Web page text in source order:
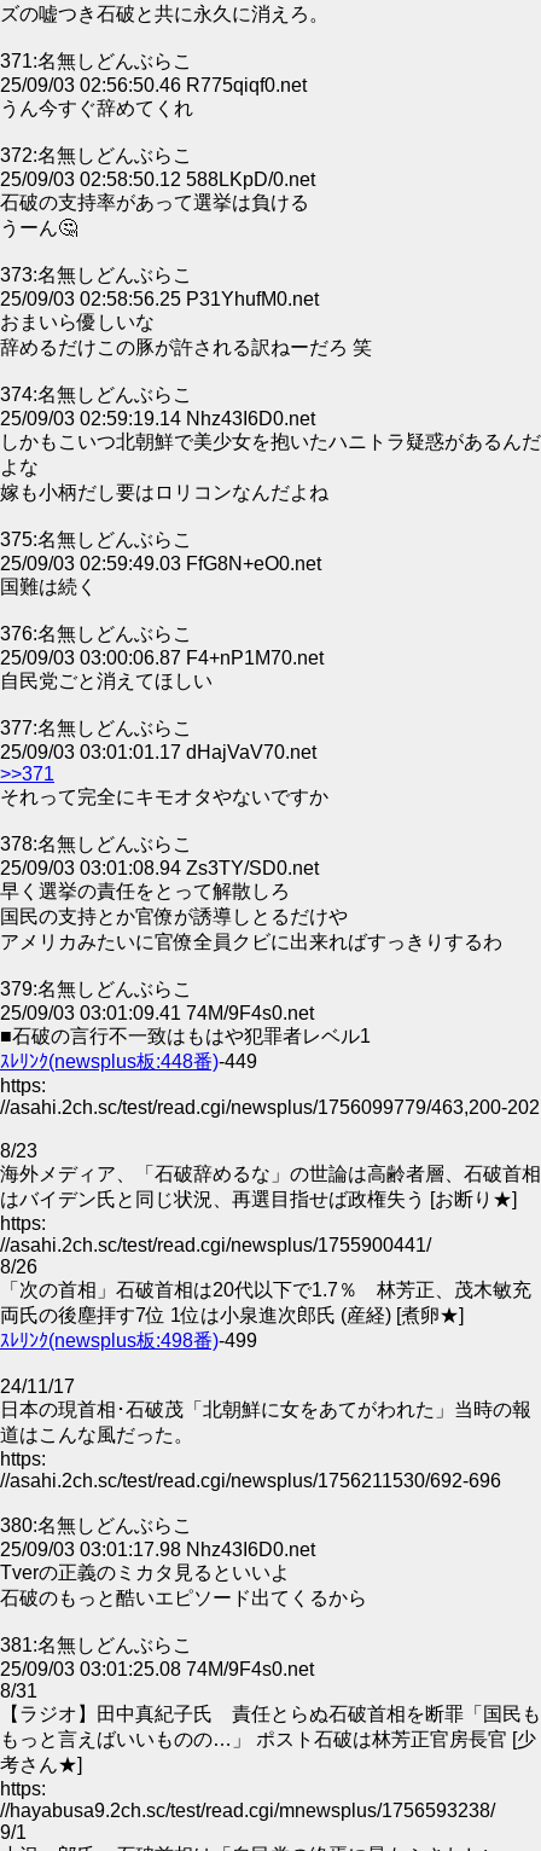
ズの嘘つき石破と共に永久に消えろ。
371:名無しどんぶらこ
25/09/03 02:56:50.46 R775qiqf0.net
うん今すぐ辞めてくれ
372:名無しどんぶらこ
25/09/03 02:58:50.12 588LKpD/0.net
石破の支持率があって選挙は負ける
うーん🤔
373:名無しどんぶらこ
25/09/03 02:58:56.25 P31YhufM0.net
おまいら優しいな
辞めるだけこの豚が許される訳ねーだろ 笑
374:名無しどんぶらこ
25/09/03 02:59:19.14 Nhz43I6D0.net
しかもこいつ北朝鮮で美少女を抱いたハニトラ疑惑があるんだ
よな
嫁も小柄だし要はロリコンなんだよね
375:名無しどんぶらこ
25/09/03 02:59:49.03 FfG8N+eO0.net
国難は続く
376:名無しどんぶらこ
25/09/03 03:00:06.87 F4+nP1M70.net
自民党ごと消えてほしい
377:名無しどんぶらこ
25/09/03 03:01:01.17 dHajVaV70.net
>>371
それって完全にキモオタやないですか
378:名無しどんぶらこ
25/09/03 03:01:08.94 Zs3TY/SD0.net
早く選挙の責任をとって解散しろ
国民の支持とか官僚が誘導しとるだけや
アメリカみたいに官僚全員クビに出来ればすっきりするわ
379:名無しどんぶらこ
25/09/03 03:01:09.41 74M/9F4s0.net
■石破の言行不一致はもはや犯罪者レベル1
ｽﾚﾘﾝｸ(newsplus板:448番)-449
https:
//asahi.2ch.sc/test/read.cgi/newsplus/1756099779/463,200-202
8/23
海外メディア、「石破辞めるな」の世論は高齢者層、石破首相
はバイデン氏と同じ状況、再選目指せば政権失う [お断り★]
https:
//asahi.2ch.sc/test/read.cgi/newsplus/1755900441/
8/26
「次の首相」石破首相は20代以下で1.7％ 林芳正、茂木敏充
両氏の後塵拝す7位 1位は小泉進次郎氏 (産経) [煮卵★]
ｽﾚﾘﾝｸ(newsplus板:498番)-499
24/11/17
日本の現首相･石破茂「北朝鮮に女をあてがわれた」当時の報
道はこんな風だった。
https:
//asahi.2ch.sc/test/read.cgi/newsplus/1756211530/692-696
380:名無しどんぶらこ
25/09/03 03:01:17.98 Nhz43I6D0.net
Tverの正義のミカタ見るといいよ
石破のもっと酷いエピソード出てくるから
381:名無しどんぶらこ
25/09/03 03:01:25.08 74M/9F4s0.net
8/31
【ラジオ】田中真紀子氏 責任とらぬ石破首相を断罪「国民も
もっと言えばいいものの…」 ポスト石破は林芳正官房長官 [少
考さん★]
https:
//hayabusa9.2ch.sc/test/read.cgi/mnewsplus/1756593238/
9/1